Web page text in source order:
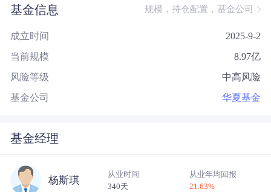
基金信息 规模，持仓配置，基金公司
成立时间 2025-9-2
当前规模 8.97亿
风险等级 中高风险
基金公司 华夏基金
基金经理
杨斯琪
从业时间
340天
从业年均回报
21.63%